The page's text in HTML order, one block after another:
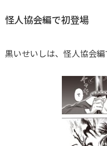
怪人協会編で初登場
黒いせいしは、怪人協会編